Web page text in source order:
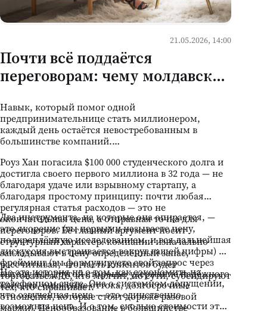
21.05.2026, 14:00
Почти всё поддаётся
переговорам: чему молдавский
женщины, выплатившей $100
000 долга
Навык, который помог одной
предпринимательнице стать миллионером,
каждый день остаётся невостребованным в
большинстве компаний.
Роуз Хан погасила $100 000 студенческого долга и
достигла своего первого миллиона в 32 года — не
благодаря удаче или взрывному стартапу, а
благодаря простому принципу: почти любая
регулярная статья расходов — это не
окончательная цена, а отправная точка для
переговоров. Её главный аргумент носит
структурный характер: компании изначально
закладывают в цену определённый запас,
рассчитывая, что часть клиентов будет
торговаться. Те, кто молчит, по сути, субсидируют
тех, кто спрашивает.
Два инструмента, на которые она опирается, —
это якорение (вы первыми называете цену,
подкреплённую исследованием, и вся дальнейшая
дискуссия выстраивается вокруг вашей цифры) и
фрейминг (вы формулируете свой запрос через
выгоду для другой стороны: удержание надёжного
клиента, снижение оттока, долгосрочные
отношения, которые стоят дороже разовой
маржи). Ценообразование в большинстве
Но эта история не о том, как сэкономить на
телефонном счёте. Она о системном допущении,
что озвученная цена — это единственно
возможная цена. И о том, сколько стоимости это